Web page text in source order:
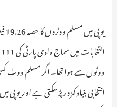
ووٹوں سے ہوا تھا۔ اگر مسلم ووٹ
انتخابی بنیاد کمزور پڑ سکتی ہے اور